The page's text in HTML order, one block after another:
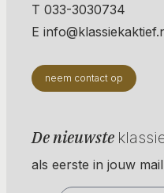
T 033-3030734
E
neem contact op
De nieuwste
als eerste in jouw